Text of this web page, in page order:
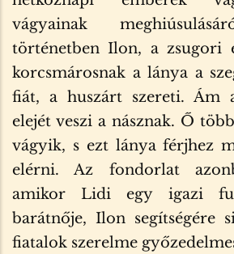
vágyainak
történetben Ilon, a zsugori
korcsmárosnak a lánya a
fiát, a huszárt szereti. Ám
elejét veszi a násznak. Ő
vágyik, s ezt lánya férjhez
elérni. Az fondorlat
amikor Lidi egy igazi
barátnője, Ilon segítségére
fiatalok szerelme